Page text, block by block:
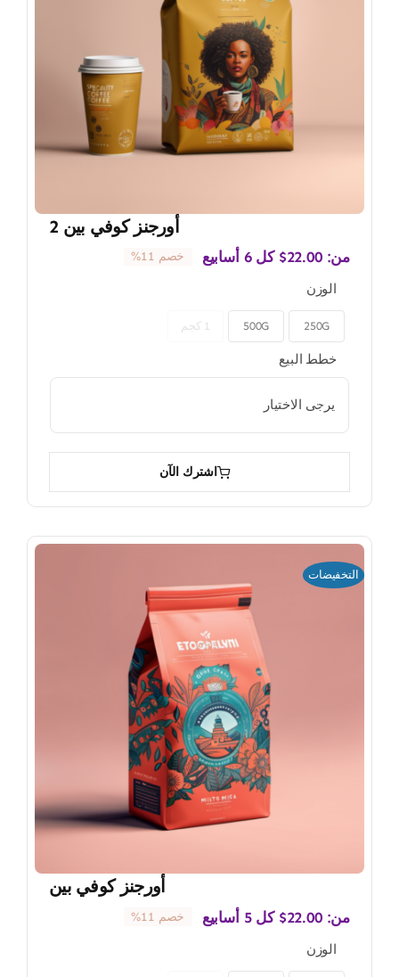
أورجنز كوفي بين 2
من: $22.00 كل 6 أسابيع خصم 11%
الوزن
250G
500G 1 كجم
خطط البيع

اشترك الآن
التخفيضات
أورجنز كوفي بين
من: $22.00 كل 5 أسابيع خصم 11%
الوزن